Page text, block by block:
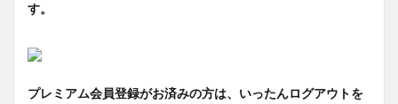
す。
プレミアム会員登録がお済みの方は、いったんログアウトを